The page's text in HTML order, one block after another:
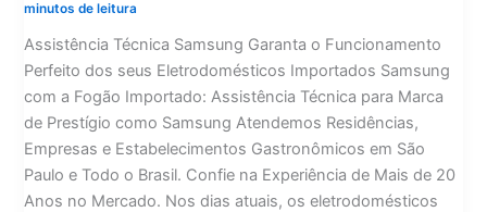
minutos de leitura
Assistência Técnica Samsung Garanta o Funcionamento
Perfeito dos seus Eletrodomésticos Importados Samsung
com a Fogão Importado: Assistência Técnica para Marca
de Prestígio como Samsung Atendemos Residências,
Empresas e Estabelecimentos Gastronômicos em São
Paulo e Todo o Brasil. Confie na Experiência de Mais de 20
Anos no Mercado. Nos dias atuais, os eletrodomésticos